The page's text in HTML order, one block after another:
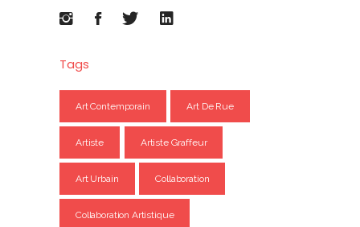
Tags
Art Contemporain Art De Rue
Artiste Artiste Graffeur
Art Urbain Collaboration
Collaboration Artistique